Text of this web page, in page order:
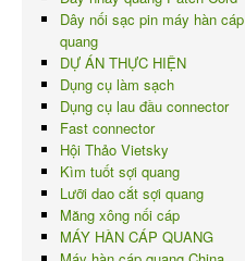
Dây nối sạc pin máy hàn cáp
quang
DỰ ÁN THỰC HIỆN
Dụng cụ làm sạch
Dụng cụ lau đầu connector
Fast connector
Hội Thảo Vietsky
Kìm tuốt sợi quang
Lưỡi dao cắt sợi quang
Măng xông nối cáp
MÁY HÀN CÁP QUANG